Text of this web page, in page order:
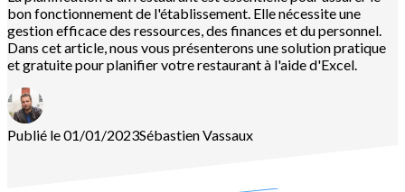
bon fonctionnement de l'établissement. Elle nécessite une
gestion efficace des ressources, des finances et du personnel.
Dans cet article, nous vous présenterons une solution pratique
et gratuite pour planifier votre restaurant à l'aide d'Excel.
Publié le 01/01/2023SébastienVassaux